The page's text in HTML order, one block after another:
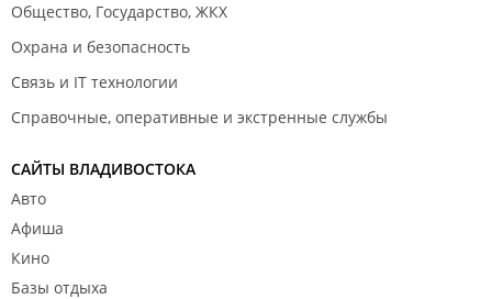
Общество, Государство, ЖКХ
Охрана и безопасность
Связь и IT технологии
Справочные, оперативные и экстренные службы
САЙТЫ ВЛАДИВОСТОКА
Авто
Афиша
Кино
Базы отдыха